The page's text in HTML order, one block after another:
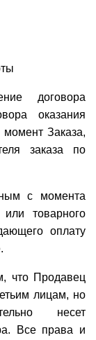
договора
оказания
момент Заказа,
заказа по
с момента
или товарного
оплату
что Продавец
лицам, но
несет
Все права и